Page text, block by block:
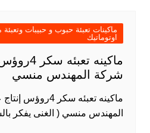
ماكينات تعبئة حبوب و حبيبات
اوتوماتيك
ماكينه
شركة المهندس منسي
ماكينه تعبئه سكر
المهندس منسي ( الغنى يفكر